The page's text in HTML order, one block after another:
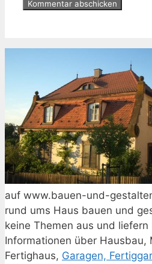
auf www.bauen-und-
rund ums Haus bauen und
keine Themen aus und
Informationen über Hausbau,
Fertighaus, Garagen,